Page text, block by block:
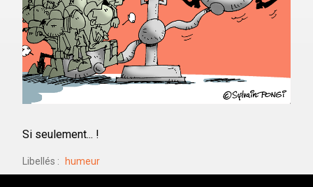
Si seulement... !
Libellés humeur